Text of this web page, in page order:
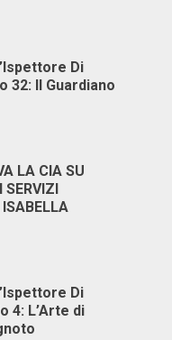
Di
32: Il Guardiano
LA CIA SU
SERVIZI
Di
4: L’Arte di